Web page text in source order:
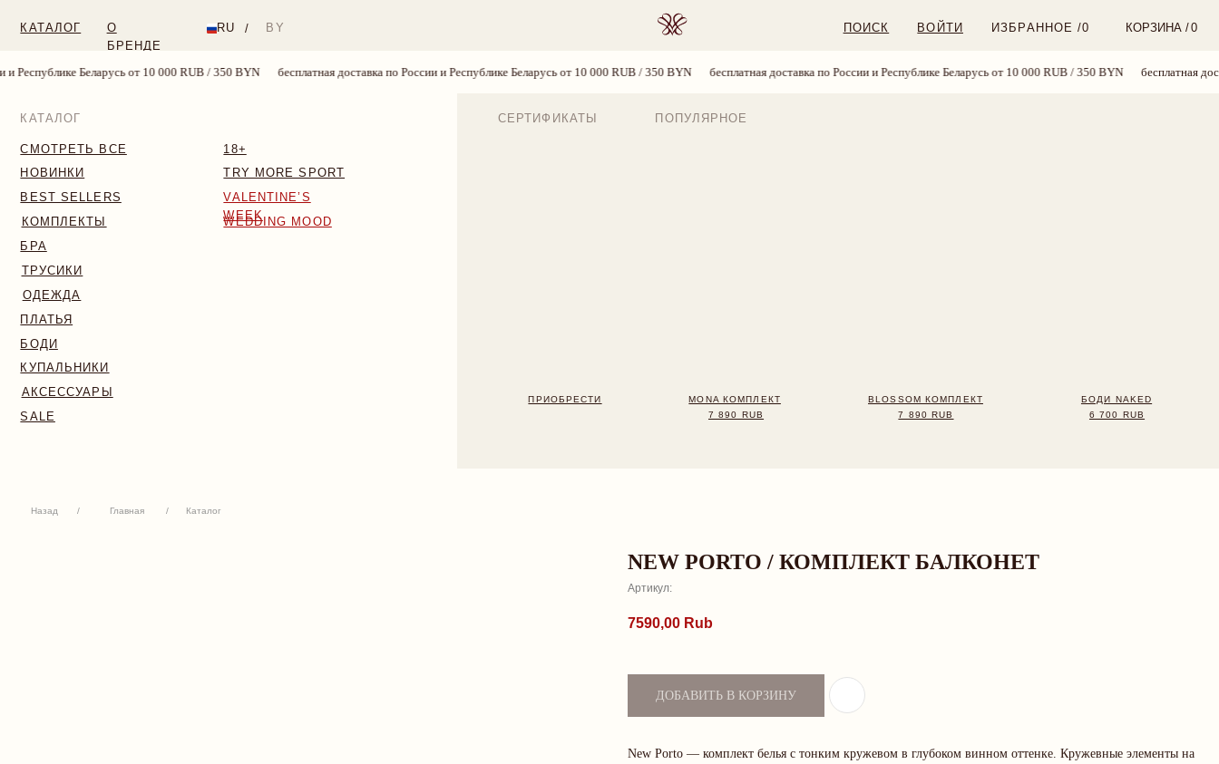
от 10 000 RUB / 350 BYN бесплатная доставка по России и Республике Беларусь от 10 000 RUB / 350 BYN бесплатная доставка по России и Республике Беларусь от 10 000 RUB / 350 BYN бесплатная доставка по России
КАТАЛОГ
БРЕНДЕ
ВОЙТИ ИЗБРАННОЕ / КОРЗИНА /0
BY
RU /
НОВИНКИ
BEST SELLERS
КОМПЛЕКТЫ
БРА
ТРУСИКИ
ОДЕЖДА
КУПАЛЬНИКИ
АКСЕССУАРЫ
SALE
TRY MORE SPORT
VALENTINE’S
WEEK
WEDDING MOOD
NEW PORTO / КОМПЛЕКТ БАЛКОНЕТ
Артикул:
7590,00 Rub
ДОБАВИТЬ В КОРЗИНУ
New Porto — комплект белья с тонким кружевом в глубоком винном оттенке. Кружевные элементы на